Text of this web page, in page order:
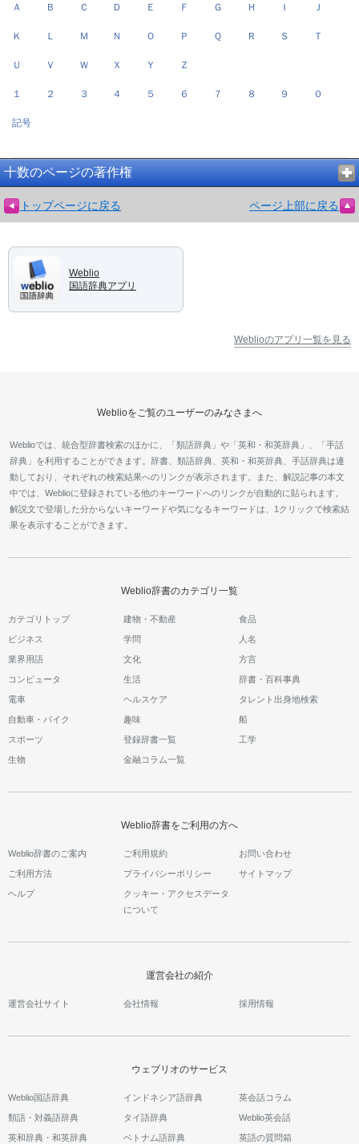
Ａ Ｂ Ｃ Ｄ Ｅ Ｆ Ｇ Ｈ Ｉ Ｊ
Ｋ Ｌ Ｍ Ｎ Ｏ Ｐ Ｑ Ｒ Ｓ Ｔ
Ｕ Ｖ Ｗ Ｘ Ｙ Ｚ
１ ２ ３ ４ ５ ６ ７ ８ ９ ０
記号
十数のページの著作権
トップページに戻る ページ上部に戻る
Weblio
国語辞典アプリ
Weblioのアプリ一覧を見る
Weblioをご覧のユーザーのみなさまへ
Weblioでは、統合型辞書検索のほかに、「類語辞典」や「英和・和英辞典」、「手話
辞典」を利用することができます。辞書、類語辞典、英和・和英辞典、手話辞典は連
動しており、それぞれの検索結果へのリンクが表示されます。また、解説記事の本文
中では、Weblioに登録されている他のキーワードへのリンクが自動的に貼られます。
解説文で登場した分からないキーワードや気になるキーワードは、1クリックで検索結
果を表示することができます。
Weblio辞書のカテゴリ一覧
カテゴリトップ 建物・不動産 食品
ビジネス 学問 人名
業界用語 文化 方言
コンピュータ 生活 辞書・百科事典
電車 ヘルスケア タレント出身地検索
自動車・バイク 趣味 船
スポーツ 登録辞書一覧 工学
生物 金融コラム一覧
Weblio辞書をご利用の方へ
Weblio辞書のご案内 ご利用規約 お問い合わせ
ご利用方法 プライバシーポリシー サイトマップ
ヘルプ
クッキー・アクセスデータ
について
運営会社の紹介
運営会社サイト 会社情報 採用情報
ウェブリオのサービス
Weblio国語辞典
類語・対義語辞典
英和辞典・和英辞典
インドネシア語辞典
タイ語辞典
ベトナム語辞典
英会話コラム
Weblio英会話
英語の質問箱